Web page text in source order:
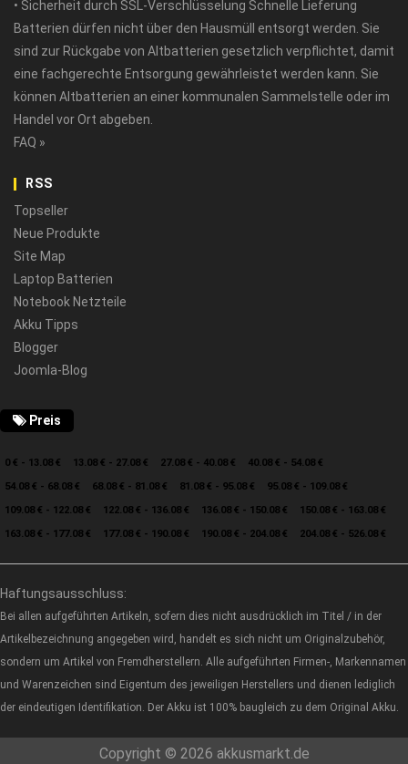
• Sicherheit durch SSL-Verschlüsselung Schnelle Lieferung
Batterien dürfen nicht über den Hausmüll entsorgt werden. Sie
sind zur Rückgabe von Altbatterien gesetzlich verpflichtet, damit
eine fachgerechte Entsorgung gewährleistet werden kann. Sie
können Altbatterien an einer kommunalen Sammelstelle oder im
Handel vor Ort abgeben.
FAQ »
RSS
Topseller
Neue Produkte
Site Map
Laptop Batterien
Notebook Netzteile
Akku Tipps
Blogger
Joomla-Blog
Preis
0 € - 13.08 € 13.08 € - 27.08 € 27.08 € - 40.08 €
40.08 € - 54.08 €
54.08 € - 68.08 €
68.08 € - 81.08 € 81.08 € - 95.08 €
95.08 € - 109.08 €
109.08 € - 122.08 €
122.08 € - 136.08 € 136.08 € - 150.08 €
150.08 € - 163.08 €
163.08 € - 177.08 €
177.08 € - 190.08 € 190.08 € - 204.08 € 204.08 € - 526.08 €
Haftungsausschluss:
Bei allen aufgeführten Artikeln, sofern dies nicht ausdrücklich im Titel / in der
Artikelbezeichnung angegeben wird, handelt es sich nicht um Originalzubehör,
sondern um Artikel von Fremdherstellern. Alle aufgeführten Firmen-, Markennamen
und Warenzeichen sind Eigentum des jeweiligen Herstellers und dienen lediglich
der eindeutigen Identifikation. Der Akku ist 100% baugleich zu dem Original Akku.
Copyright © 2026 akkusmarkt.de